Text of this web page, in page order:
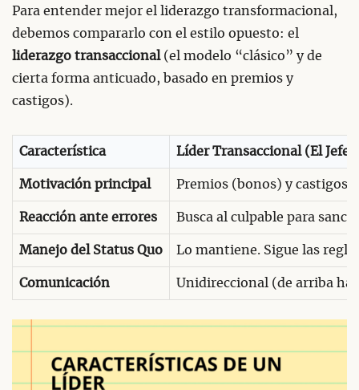
Para entender mejor el liderazgo transformacional,
debemos compararlo con el estilo opuesto: el
liderazgo transaccional(el modelo “clásico” y de
cierta forma anticuado, basado en premios y
castigos).
Característica Líder Transaccional (El Jefe)
Motivación principal Premios (bonos) y castigos
Reacción ante errores Busca al culpable para
Manejo del Status Quo Lo mantiene. Sigue las
Comunicación Unidireccional (de arriba